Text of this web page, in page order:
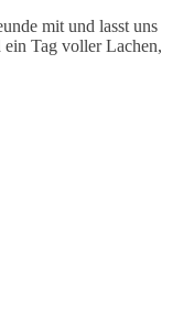
mit und lasst uns
ein Tag voller Lachen,